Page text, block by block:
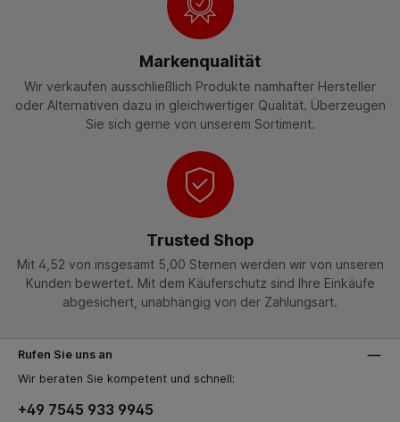
Markenqualität
Wir verkaufen ausschließlich Produkte namhafter Hersteller
oder Alternativen dazu in gleichwertiger Qualität. Überzeugen
Sie sich gerne von unserem Sortiment.
Trusted Shop
Mit 4,52 von insgesamt 5,00 Sternen werden wir von unseren
Kunden bewertet. Mit dem Käuferschutz sind Ihre Einkäufe
abgesichert, unabhängig von der Zahlungsart.
Rufen Sie uns an
Wir beraten Sie kompetent und schnell:
+49 7545 933 9945